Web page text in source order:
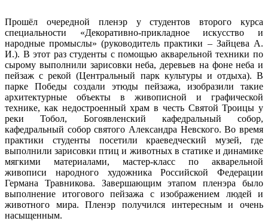
Прошёл очередной пленэр у студентов второго курса
специальности «Декоративно-прикладное искусство и
народные промыслы» (руководитель практики – Зайцева А.
И.). В этот раз студенты с помощью акварельной техники по
сырому выполнили зарисовки неба, деревьев на фоне неба и
пейзаж с рекой (Центральный парк культуры и отдыха). В
парке Победы создали этюды пейзажа, изобразили такие
архитектурные объекты в живописной и графической
технике, как недостроенный храм в честь Святой Троицы у
реки Тобол, Богоявленский кафедральный собор,
кафедральный собор святого Александра Невского. Во время
практики студенты посетили краеведческий музей, где
выполнили зарисовки птиц и животных в статике и динамике
мягкими материалами, мастер-класс по акварельной
живописи народного художника Российской Федерации
Германа Травникова. Завершающим этапом пленэра было
выполнение итогового пейзажа с изображением людей и
животного мира. Пленэр получился интересным и очень
насыщенным.